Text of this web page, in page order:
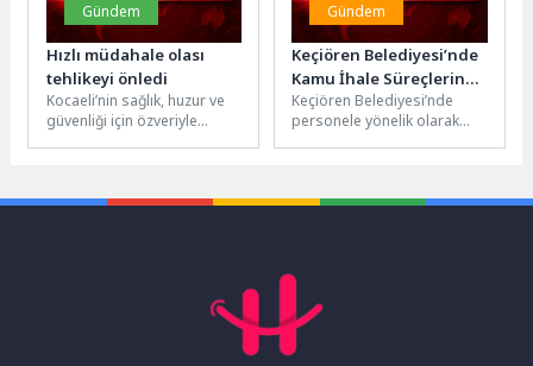
Gündem
Hızlı müdahale olası
tehlikeyi önledi
Kocaeli’nin sağlık, huzur ve
güvenliği için özveriyle
yanındaki...
Gündem
Keçiören Belediyesi’nde
Kamu İhale Süreçlerine
Yönelik Eğitim
Düzenlendi
Keçiören Belediyesi’nde
personele yönelik olarak